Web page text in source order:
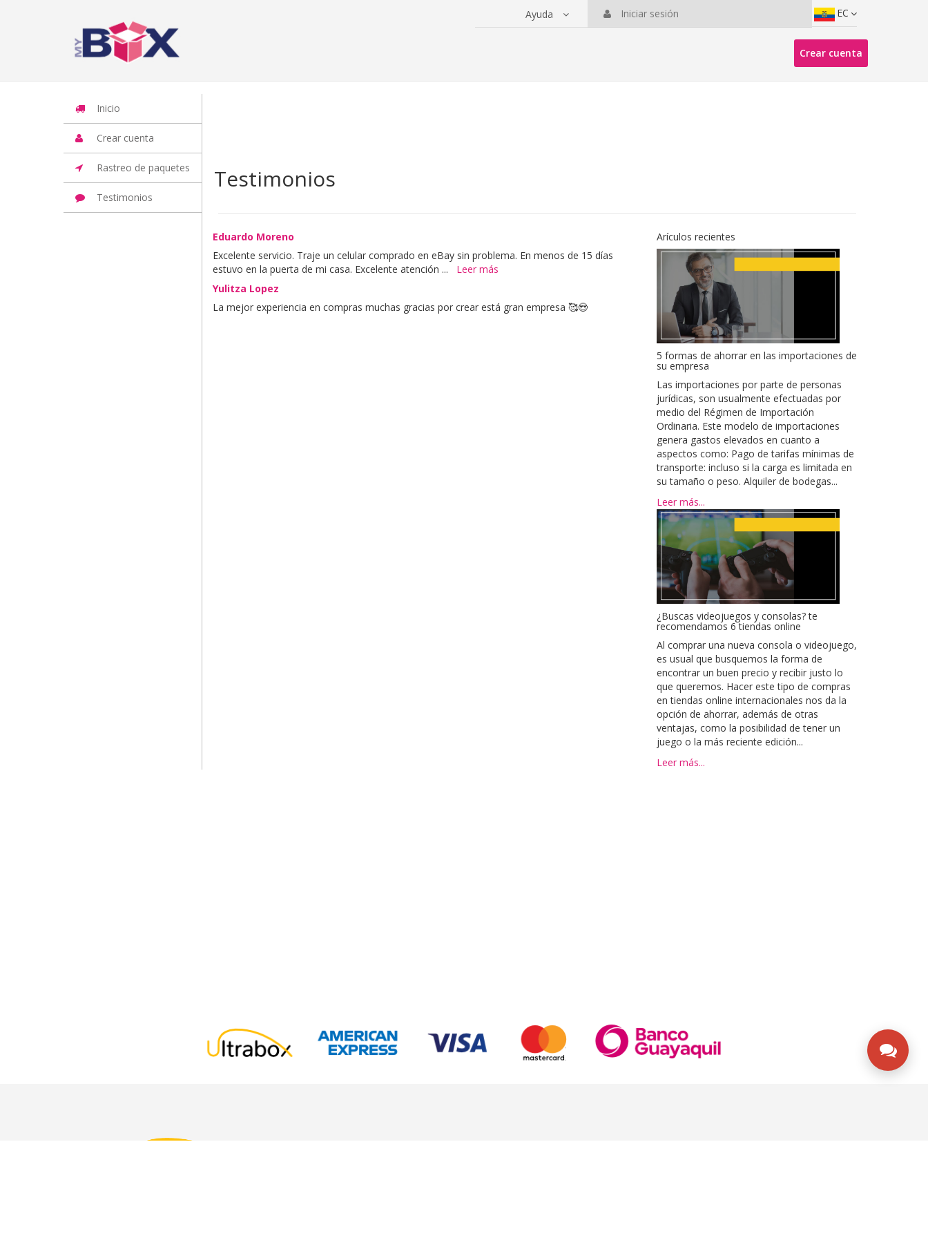
Crear cuenta
Ayuda Iniciar sesión EC
Crear cuenta
Inicio
Crear cuenta
Rastreo de paquetes
Testimonios
Testimonios
Eduardo Moreno
Excelente servicio. Traje un celular comprado en eBay sin problema. En menos de 15 días
estuvo en la puerta de mi casa. Excelente atención ...
Leer más
Yulitza Lopez
La mejor experiencia en compras muchas gracias por crear está gran empresa 🥰😍
Arículos recientes
5 formas de ahorrar en las importaciones de
su empresa
Las importaciones por parte de personas
jurídicas, son usualmente efectuadas por
medio del Régimen de Importación
Ordinaria. Este modelo de importaciones
genera gastos elevados en cuanto a
aspectos como: Pago de tarifas mínimas de
transporte: incluso si la carga es limitada en
su tamaño o peso. Alquiler de bodegas...
Leer más...
¿Buscas videojuegos y consolas? te
recomendamos 6 tiendas online
Al comprar una nueva consola o videojuego,
es usual que busquemos la forma de
encontrar un buen precio y recibir justo lo
que queremos. Hacer este tipo de compras
en tiendas online internacionales nos da la
opción de ahorrar, además de otras
ventajas, como la posibilidad de tener un
juego o la más reciente edición...
Leer más...